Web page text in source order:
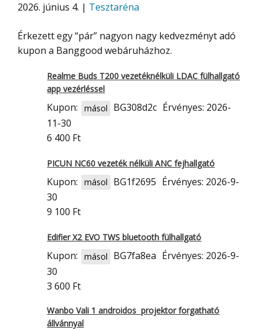
2026. június 4. | Tesztaréna
Érkezett egy “pár” nagyon nagy kedvezményt adó
kupon a Banggood webáruházhoz.
Realme Buds T200 vezetéknélküli LDAC fülhallgató
app vezérléssel
Kupon: másol BG308d2c Érvényes: 2026-
11-30
6 400 Ft
PICUN NC60 vezeték nélküli ANC fejhallgató
Kupon: másol BG1f2695 Érvényes: 2026-9-
30
9 100 Ft
Edifier X2 EVO TWS bluetooth fülhallgató
Kupon: másol BG7fa8ea Érvényes: 2026-9-
30
3 600 Ft
Wanbo Vali 1 androidos projektor forgatható
állvánnyal